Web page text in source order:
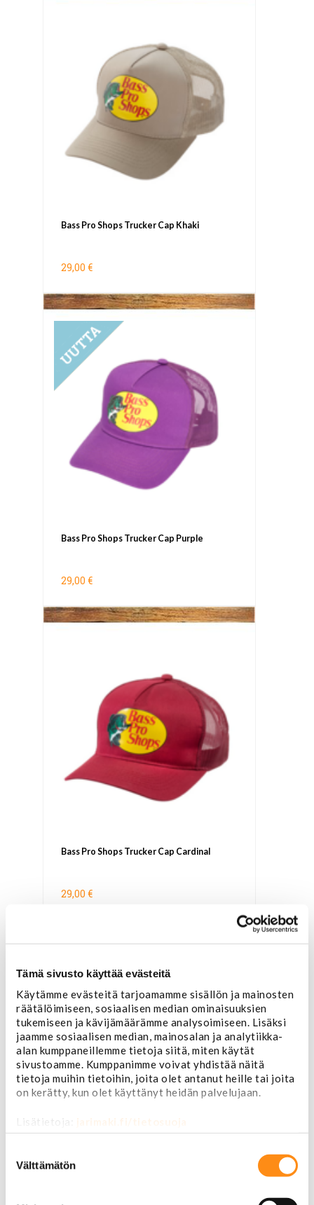
Tämä sivusto käyttää evästeitä
Käytämme evästeitä tarjoamamme sisällön ja mainosten
räätälöimiseen, sosiaalisen median ominaisuuksien
tukemiseen ja kävijämäärämme analysoimiseen. Lisäksi
jaamme sosiaalisen median, mainosalan ja analytiikka-
alan kumppaneillemme tietoja siitä, miten käytät
sivustoamme. Kumppanimme voivat yhdistää näitä
tietoja muihin tietoihin, joita olet antanut heille tai joita
on kerätty, kun olet käyttänyt heidän palvelujaan.
Lisätietoja: jarimaki.fi/tietosuoja
valinta
Välttämätön
Bass Pro Shops Trucker Cap Khaki
29,00 €
Bass Pro Shops Trucker Cap Purple
29,00 €
Bass Pro Shops Trucker Cap Cardinal
29,00 €
T-paita Nascar Bass Pro Shops, vihreä